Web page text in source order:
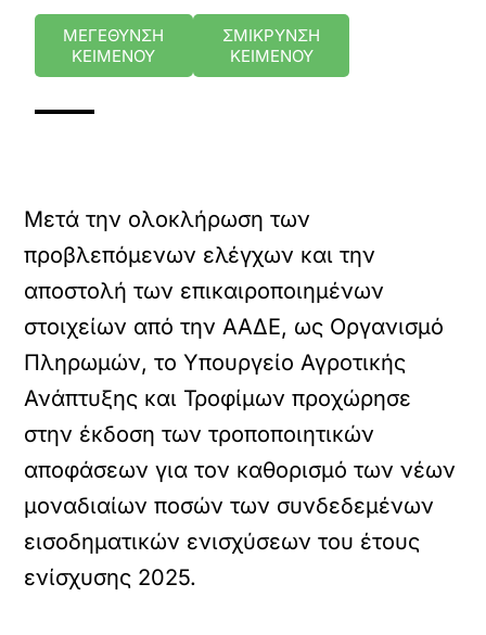
ΜΕΓΕΘΥΝΣΗ
ΚΕΙΜΕΝΟΥ
ΣΜΙΚΡΥΝΣΗ
ΚΕΙΜΕΝΟΥ
Μετά την ολοκλήρωση των
προβλεπόμενων ελέγχων και την
αποστολή των επικαιροποιημένων
στοιχείων από την ΑΑΔΕ, ως Οργανισμό
Πληρωμών, το Υπουργείο Αγροτικής
Ανάπτυξης και Τροφίμων προχώρησε
στην έκδοση των τροποποιητικών
αποφάσεων για τον καθορισμό των νέων
μοναδιαίων ποσών των συνδεδεμένων
εισοδηματικών ενισχύσεων του έτους
ενίσχυσης 2025.